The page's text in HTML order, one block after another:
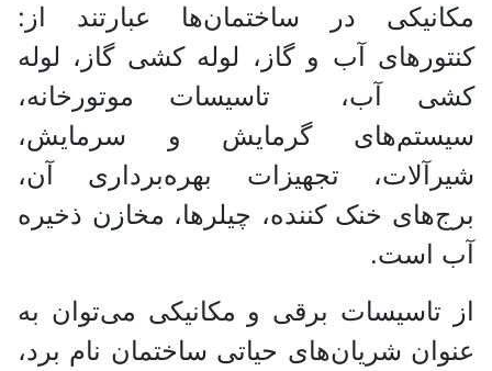
مکانیکی در ساختمان‌ها عبارتند از:
کنتورهای آب و گاز، لوله کشی گاز، لوله
کشی آب، تاسیسات موتورخانه،
سیستم‌های گرمایش و سرمایش،
شیرآلات، تجهیزات بهره‌برداری آن،
برج‌های خنک کننده، چیلرها، مخازن ذخیره
آب است.
از تاسیسات برقی و مکانیکی می‌توان به
عنوان شریان‌های حیاتی ساختمان نام برد،